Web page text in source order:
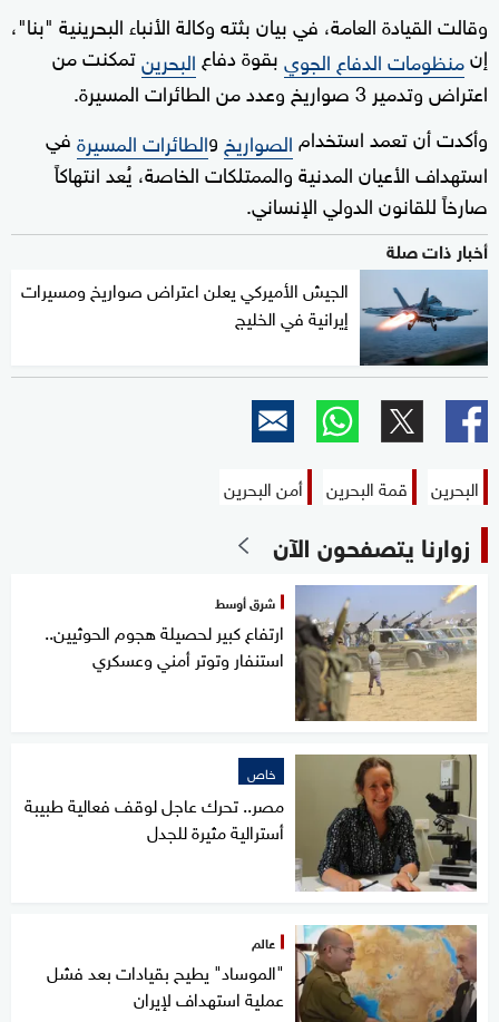
وقالت القيادة العامة، في بيان بثته وكالة الأنباء البحرينية "بنا"،
إنمنظومات الدفاع الجويبقوة دفاع البحرينتمكنت من
اعتراض وتدمير 3 صواريخ وعدد من الطائرات المسيرة.
وأكدت أن تعمد استخدام الصواريخ والطائرات المسيرةفي
استهداف الأعيان المدنية والممتلكات الخاصة، يُعد انتهاكاً
صارخاً للقانون الدولي الإنساني.
أخبار ذات صلة
الجيش الأميركي يعلن اعتراض صواريخ ومسيرات
إيرانية في الخليج
البحرين قمة البحرين أمن البحرين
زوارنا يتصفحون الآن
شرق أوسط
ارتفاع كبير لحصيلة هجوم الحوثيين..
استنفار وتوتر أمني وعسكري
خاص
مصر.. تحرك عاجل لوقف فعالية طبيبة
أسترالية مثيرة للجدل
عالم
"الموساد" يطيح بقيادات بعد فشل
عملية استهداف لإيران